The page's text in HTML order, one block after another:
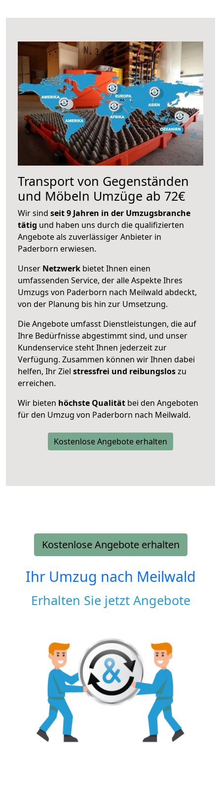
Transport von Gegenständen
und Möbeln Umzüge ab 72€
Wir sind seit 9 Jahren in der Umzugsbranche
tätig und haben uns durch die qualifizierten
Angebote als zuverlässiger Anbieter in
Paderborn erwiesen.
Unser Netzwerk bietet Ihnen einen
umfassenden Service, der alle Aspekte Ihres
Umzugs von Paderborn nach Meilwald abdeckt,
von der Planung bis hin zur Umsetzung.
Die Angebote umfasst Dienstleistungen, die auf
Ihre Bedürfnisse abgestimmt sind, und unser
Kundenservice steht Ihnen jederzeit zur
Verfügung. Zusammen können wir Ihnen dabei
helfen, Ihr Ziel stressfrei und reibungsloszu
erreichen.
Wir bieten höchste Qualität bei den Angeboten
für den Umzug von Paderborn nach Meilwald.
Kostenlose Angebote erhalten
Kostenlose Angebote erhalten
Ihr Umzug nach Meilwald
Erhalten Sie jetzt Angebote